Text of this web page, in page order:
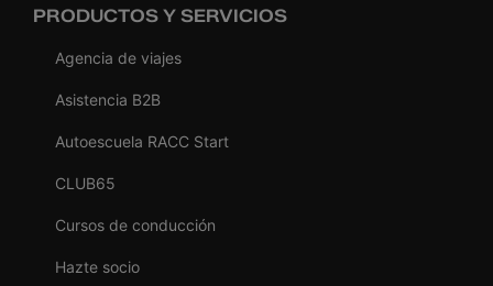
PRODUCTOS Y SERVICIOS
Agencia de viajes
Asistencia B2B
Autoescuela RACC Start
CLUB65
Cursos de conducción
Hazte socio